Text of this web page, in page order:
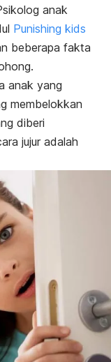
anak
Punishing kids
beberapa fakta
anak yang
membelokkan
diberi
jujur adalah